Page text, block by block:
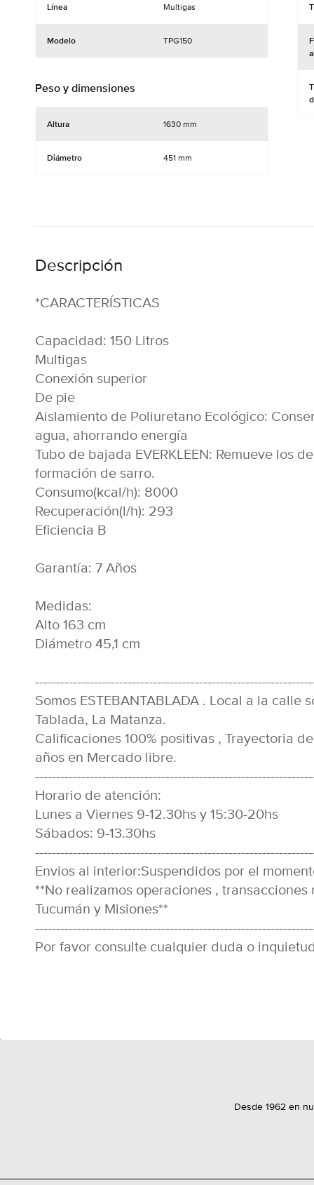
Línea Multigas
Modelo TPG150
Peso y dimensiones
Altura 1630 mm
Diámetro 451 mm
Descripción
*CARACTERÍSTICAS
Capacidad: 150 Litros
Multigas
Conexión superior
De pie
Aislamiento de Poliuretano Ecológico:
agua, ahorrando energía
Tubo de bajada EVERKLEEN: Remueve los
formación de sarro.
Consumo(kcal/h): 8000
Recuperación(l/h): 293
Eficiencia B
Garantía: 7 Años
Medidas:
Alto 163 cm
Diámetro 45,1 cm
Somos ESTEBANTABLADA . Local a la
Tablada, La Matanza.
Calificaciones 100% positivas , Trayectoria
años en Mercado libre.
Horario de atención:
Lunes a Viernes 9-12.30hs y 15:30-20hs
Sábados: 9-13.30hs
Envios al interior:Suspendidos por el
**No realizamos operaciones ,
Tucumán y Misiones**
Por favor consulte cualquier duda o
Desde 1962 en